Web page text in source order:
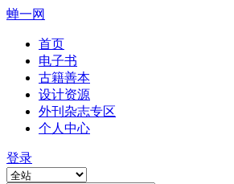
蝉一网
首页
电子书
古籍善本
设计资源
外刊杂志专区
个人中心
登录